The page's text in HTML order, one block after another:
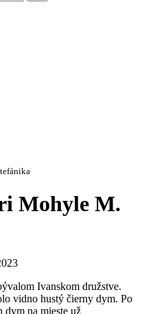
Mohyle M.
Ivanskom družstve.
vidno hustý čierny dym. Po
dym na mieste už